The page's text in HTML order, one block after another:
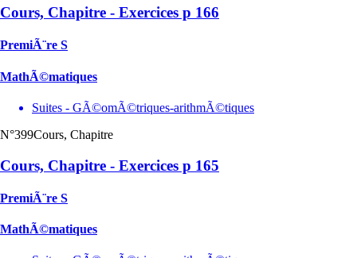
Cours, Chapitre - Exercices p 166
PremiÃ¨re S
MathÃ©matiques
Suites - GÃ©omÃ©triques-arithmÃ©tiques
N°399Cours, Chapitre
Cours, Chapitre - Exercices p 165
PremiÃ¨re S
MathÃ©matiques